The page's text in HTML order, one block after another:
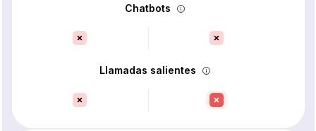
Chatbots
Llamadas salientes